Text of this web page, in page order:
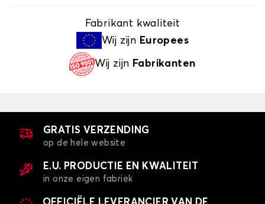
Fabrikant kwaliteit
Wij zijn Europees
Wij zijn Fabrikanten
GRATIS VERZENDING
op de hele website
E.U. PRODUCTIE EN KWALITEIT
in onze eigen fabriek